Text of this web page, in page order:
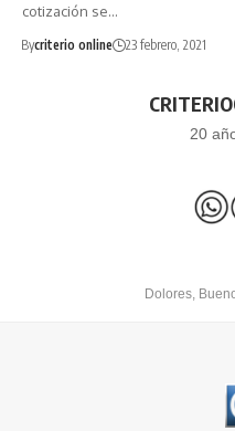
cotización se…
Bycriterio online 23 febrero, 2021
20
Dolores,